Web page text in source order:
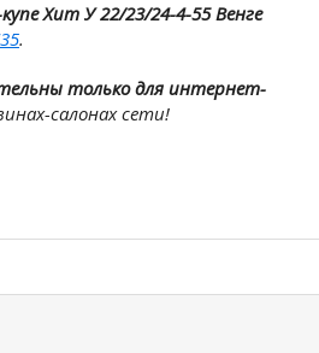
Хит У 22/23/24-4-55 Венге
.
только для интернет-
салонах сети!